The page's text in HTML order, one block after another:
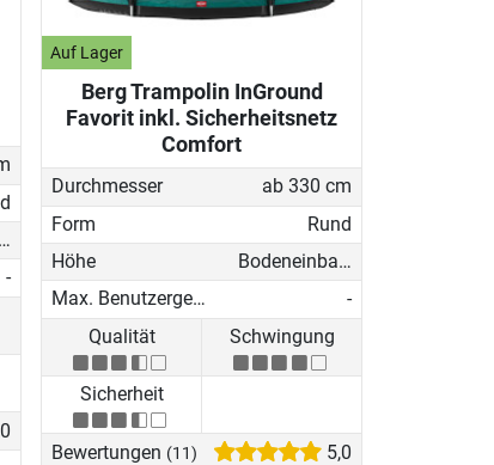
Bodeneinbau-Trampolin
-
Auf Lager
Berg Trampolin InGround
Favorit inkl. Sicherheitsnetz
Comfort
Durchmesser
ab 330 cm
Form
Rund
Höhe
Bodeneinbau-Trampolin
Max. Benutzergewicht
-
Qualität
Schwingung
Sicherheit
Bewertungen (11) 5,0